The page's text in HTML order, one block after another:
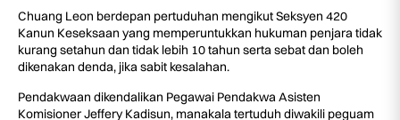
Chuang Leon berdepan pertuduhan mengikut Seksyen 420
Kanun Keseksaan yang memperuntukkan hukuman penjara tidak
kurang setahun dan tidak lebih 10 tahun serta sebat dan boleh
dikenakan denda, jika sabit kesalahan.
Pendakwaan dikendalikan Pegawai Pendakwa Asisten
Komisioner Jeffery Kadisun, manakala tertuduh diwakili peguam